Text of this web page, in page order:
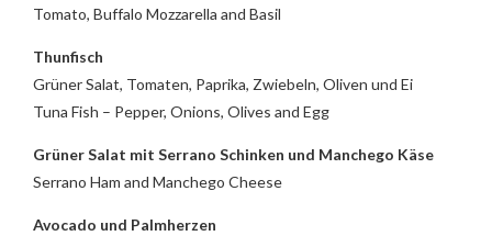
Tomato, Buffalo Mozzarella and Basil
Thunfisch
Grüner Salat, Tomaten, Paprika, Zwiebeln, Oliven und Ei
Tuna Fish – Pepper, Onions, Olives and Egg
Grüner Salat mit Serrano Schinken und Manchego Käse
Serrano Ham and Manchego Cheese
Avocado und Palmherzen